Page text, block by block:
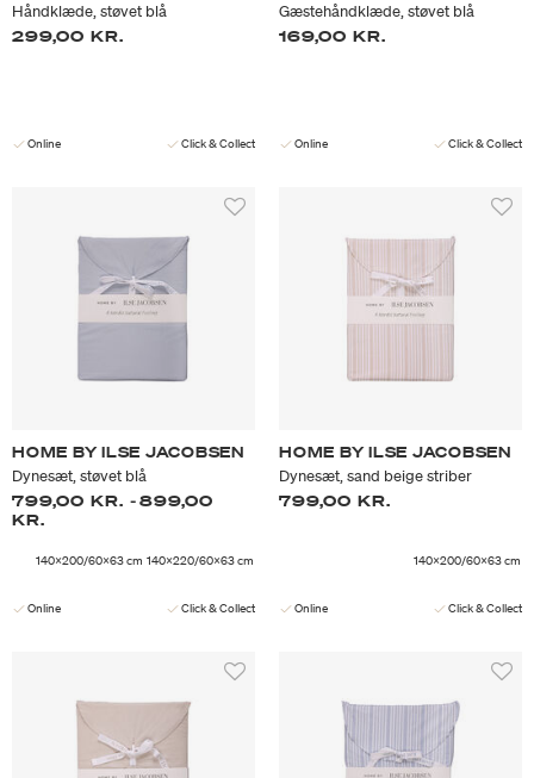
Håndklæde, støvet blå
299,00 KR.
Online Click & Collect
Gæstehåndklæde, støvet blå
169,00 KR.
Online Click & Collect
HOME BY ILSE JACOBSEN
Dynesæt, støvet blå
799,00 KR. -899,00
KR.
140x200/60x63 cm 140x220/60x63 cm
Online Click & Collect
HOME BY ILSE JACOBSEN
Dynesæt, sand beige striber
799,00 KR.
140x200/60x63 cm
Online Click & Collect